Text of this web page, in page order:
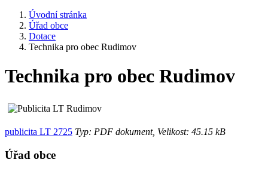
Úvodní stránka
Úřad obce
Dotace
Technika pro obec Rudimov
Technika pro obec Rudimov
publicita LT 2725 Typ: PDF dokument, Velikost: 45.15 kB
Úřad obce